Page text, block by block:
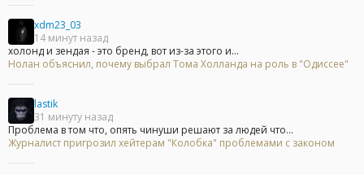
xdm23_03
14 минут назад
холонд и зендая - это бренд, вот из-за этого и...
Нолан объяснил, почему выбрал Тома Холланда на роль в "Одиссее"
lastik
31 минуту назад
Проблема в том что, опять чинуши решают за людей что...
Журналист пригрозил хейтерам "Колобка" проблемами с законом